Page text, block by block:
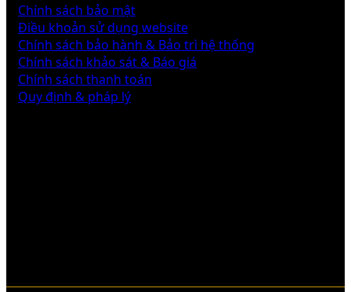
Chính sách bảo mật
Điều khoản sử dụng website
Chính sách bảo hành & Bảo trì hệ thống
Chính sách khảo sát & Báo giá
Chính sách thanh toán
Quy định & pháp lý